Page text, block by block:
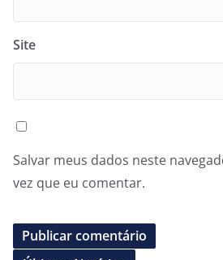
Site
Salvar meus dados neste
vez que eu comentar.